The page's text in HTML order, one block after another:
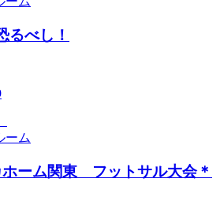
るべし！
ーム
ホーム関東 フットサル大会＊